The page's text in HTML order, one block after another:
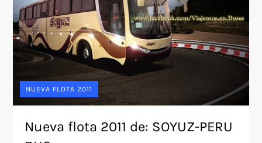
NUEVA FLOTA 2011
Nueva flota 2011 de: SOYUZ-PERU